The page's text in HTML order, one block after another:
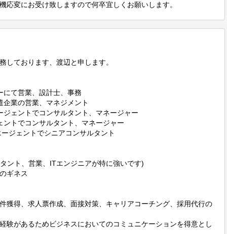
応変にお受け致しますので何卒宜しくお願いします。
しております、渡辺と申します。
て営業、設計士、事務
業の営業、マネジメント
ェントでコンサルタント、マネージャー
トでコンサルタント、マネージャー
ジェントでシニアコンサルタント
ント、営業、ITエンジニアが特に強いです)
ギネス
獲得、求人票作成、面接対策、キャリアコーチング、採用代行の
験があるためビジネスにおいてのコミュニケーションを得意とし